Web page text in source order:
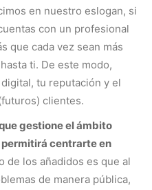
en nuestro eslogan, si
con un profesional
que cada vez sean más
ti. De este modo,
tu reputación y el
clientes.
gestione el ámbito
centrarte en
de los añadidos es que al
de manera pública,